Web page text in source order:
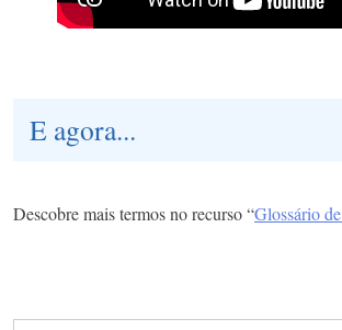
E agora...
Descobre mais termos no recurso “Glossário